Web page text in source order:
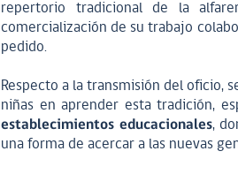
repertorio tradicional de la
comercialización de su trabajo
pedido.
Respecto a la transmisión del oficio,
niñas en aprender esta tradición,
establecimientos educacionales,
una forma de acercar a las nuevas